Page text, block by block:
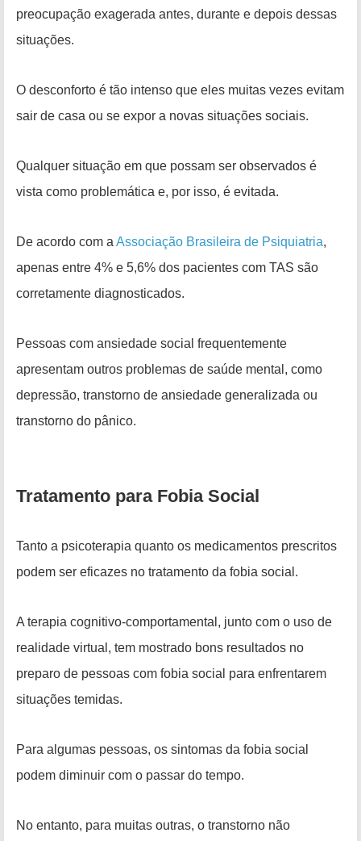
preocupação exagerada antes, durante e depois dessas
situações.
O desconforto é tão intenso que eles muitas vezes evitam
sair de casa ou se expor a novas situações sociais.
Qualquer situação em que possam ser observados é
vista como problemática e, por isso, é evitada.
De acordo com a Associação Brasileira de Psiquiatria,
apenas entre 4% e 5,6% dos pacientes com TAS são
corretamente diagnosticados.
Pessoas com ansiedade social frequentemente
apresentam outros problemas de saúde mental, como
depressão, transtorno de ansiedade generalizada ou
transtorno do pânico.
Tratamento para Fobia Social
Tanto a psicoterapia quanto os medicamentos prescritos
podem ser eficazes no tratamento da fobia social.
A terapia cognitivo-comportamental, junto com o uso de
realidade virtual, tem mostrado bons resultados no
preparo de pessoas com fobia social para enfrentarem
situações temidas.
Para algumas pessoas, os sintomas da fobia social
podem diminuir com o passar do tempo.
No entanto, para muitas outras, o transtorno não